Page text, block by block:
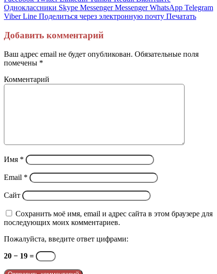
Одноклассники Skype Messenger Messenger WhatsApp Telegram
Viber Line Поделиться через электронную почту Печатать
Добавить комментарий
Ваш адрес email не будет опубликован. Обязательные поля
помечены *
Комментарий
Имя *
Email *
Сайт
Сохранить моё имя, email и адрес сайта в этом браузере для
последующих моих комментариев.
Пожалуйста, введите ответ цифрами:
20 − 19 =